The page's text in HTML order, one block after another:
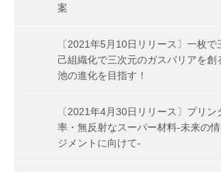
案
〔2021年5月10日リリース〕一枚で
己組織化で三次元のガスバリアを創
池の進化を目指す！
〔2021年4月30日リリース〕プリ
率・無反射なスーパー材料-未来の
ジメントに向けて-